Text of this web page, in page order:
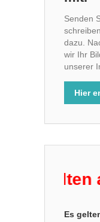
Senden
dazu.
wir Ihr
unserer
Hier
gelten
Es